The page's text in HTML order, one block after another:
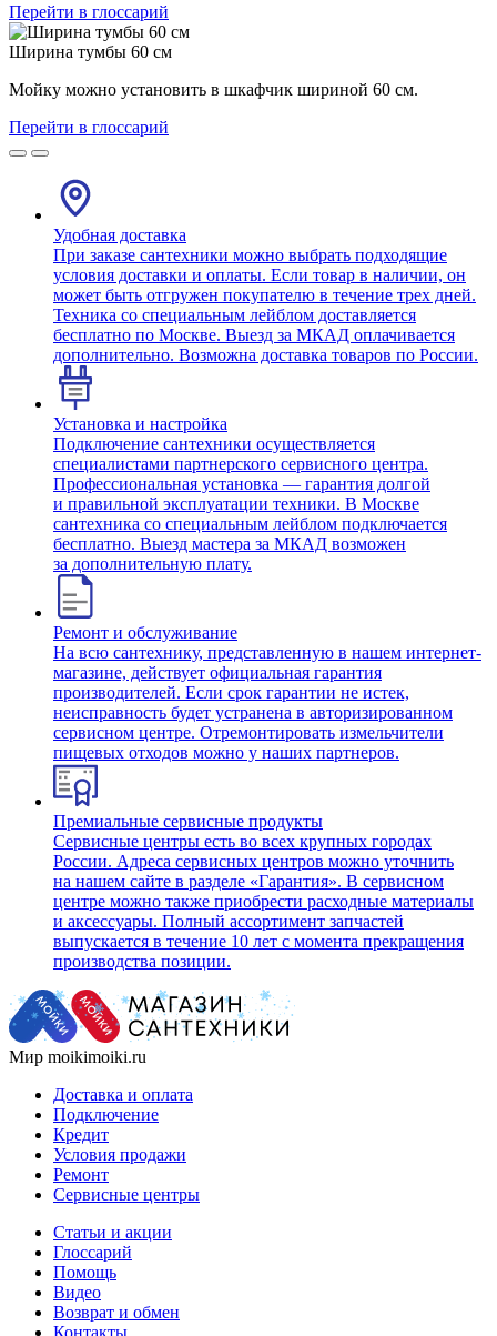
Перейти в глоссарий
Ширина тумбы 60 см
Мойку можно установить в шкафчик шириной 60 см.
Перейти в глоссарий
Удобная доставка
При заказе сантехники можно выбрать подходящие
условия доставки и оплаты. Если товар в наличии, он
может быть отгружен покупателю в течение трех дней.
Техника со специальным лейблом доставляется
бесплатно по Москве. Выезд за МКАД оплачивается
дополнительно. Возможна доставка товаров по России.
Установка и настройка
Подключение сантехники осуществляется
специалистами партнерского сервисного центра.
Профессиональная установка — гарантия долгой
и правильной эксплуатации техники. В Москве
сантехника со специальным лейблом подключается
бесплатно. Выезд мастера за МКАД возможен
за дополнительную плату.
Ремонт и обслуживание
На всю сантехнику, представленную в нашем интернет-
магазине, действует официальная гарантия
производителей. Если срок гарантии не истек,
неисправность будет устранена в авторизированном
сервисном центре. Отремонтировать измельчители
пищевых отходов можно у наших партнеров.
Премиальные сервисные продукты
Сервисные центры есть во всех крупных городах
России. Адреса сервисных центров можно уточнить
на нашем сайте в разделе «Гарантия». В сервисном
центре можно также приобрести расходные материалы
и аксессуары. Полный ассортимент запчастей
выпускается в течение 10 лет с момента прекращения
производства позиции.
Мир moikimoiki.ru
Доставка и оплата
Подключение
Кредит
Условия продажи
Ремонт
Сервисные центры
Статьи и акции
Глоссарий
Помощь
Видео
Возврат и обмен
Контакты